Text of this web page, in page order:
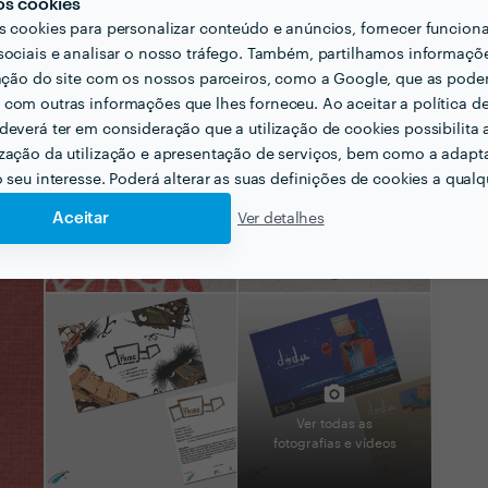
cookies
cookies para personalizar conteúdo e anúncios, fornecer
e analisar o nosso tráfego. Também, partilhamos
do site com os nossos parceiros, como a Google, que as
outras informações que lhes forneceu. Ao aceitar a política
ter em consideração que a utilização de cookies possibilita
da utilização e apresentação de serviços, bem como a
seu interesse. Poderá alterar as suas definições de cookies a
Aceitar Ver detalhes
Ver todas as
fotografias e vídeos